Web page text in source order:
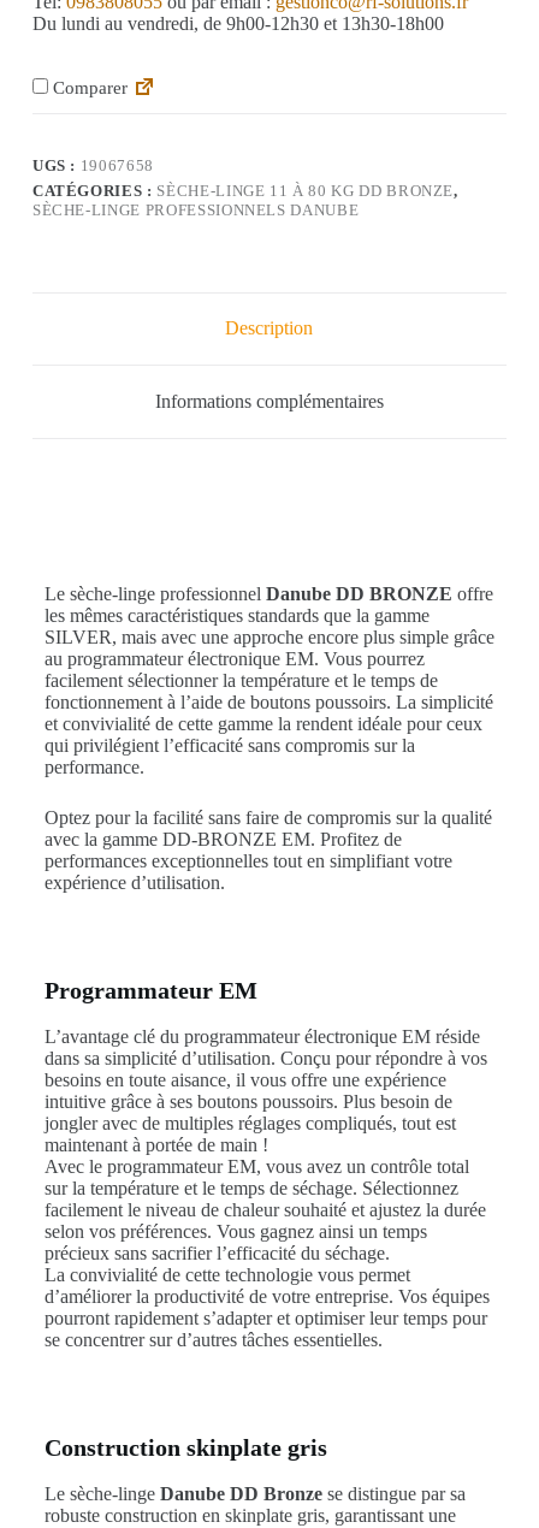
Du lundi au vendredi, de 9h00-12h30 et 13h30-18h00
Comparer
UGS : 19067658
CATÉGORIES : SÈCHE-LINGE 11 À 80 KG DD BRONZE,
SÈCHE-LINGE PROFESSIONNELS DANUBE
Description
Informations complémentaires
Le sèche-linge professionnel Danube DD BRONZE offre
les mêmes caractéristiques standards que la gamme
SILVER, mais avec une approche encore plus simple grâce
au programmateur électronique EM. Vous pourrez
facilement sélectionner la température et le temps de
fonctionnement à l’aide de boutons poussoirs. La simplicité
et convivialité de cette gamme la rendent idéale pour ceux
qui privilégient l’efficacité sans compromis sur la
performance.
Optez pour la facilité sans faire de compromis sur la qualité
avec la gamme DD-BRONZE EM. Profitez de
performances exceptionnelles tout en simplifiant votre
expérience d’utilisation.
Programmateur EM
L’avantage clé du programmateur électronique EM réside
dans sa simplicité d’utilisation. Conçu pour répondre à vos
besoins en toute aisance, il vous offre une expérience
intuitive grâce à ses boutons poussoirs. Plus besoin de
jongler avec de multiples réglages compliqués, tout est
maintenant à portée de main !
Avec le programmateur EM, vous avez un contrôle total
sur la température et le temps de séchage. Sélectionnez
facilement le niveau de chaleur souhaité et ajustez la durée
selon vos préférences. Vous gagnez ainsi un temps
précieux sans sacrifier l’efficacité du séchage.
La convivialité de cette technologie vous permet
d’améliorer la productivité de votre entreprise. Vos équipes
pourront rapidement s’adapter et optimiser leur temps pour
se concentrer sur d’autres tâches essentielles.
Construction skinplate gris
Le sèche-linge Danube DD Bronzese distingue par sa
robuste construction en skinplate gris, garantissant une